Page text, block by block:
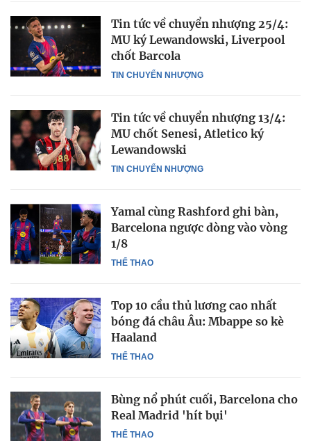
TIN CHUYỂN NHƯỢNG
Tin tức về chuyển nhượng 25/4:
MU ký Lewandowski, Liverpool
chốt Barcola
TIN CHUYỂN NHƯỢNG
Tin tức về chuyển nhượng 13/4:
MU chốt Senesi, Atletico ký
Lewandowski
THỂ THAO
Yamal cùng Rashford ghi bàn,
Barcelona ngược dòng vào vòng
1/8
THỂ THAO
Top 10 cầu thủ lương cao nhất
bóng đá châu Âu: Mbappe so kè
Haaland
THỂ THAO
Bùng nổ phút cuối, Barcelona cho
Real Madrid 'hít bụi'